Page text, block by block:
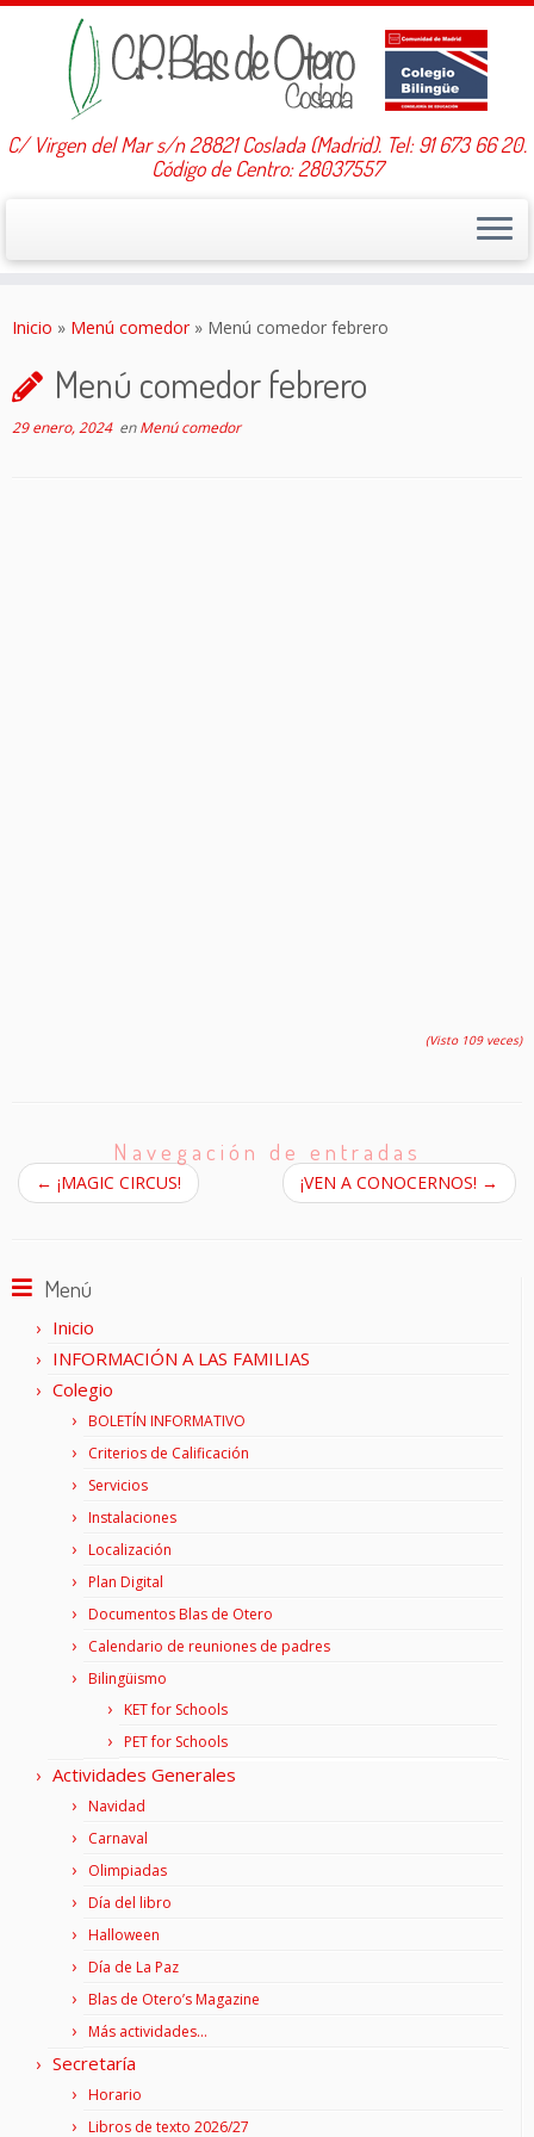
C/ Virgen del Mar s/n 28821 Coslada (Madrid). Tel: 91 673 66 20.
Código de Centro: 28037557
Inicio » Menú comedor » Menú comedor febrero
Menú comedor febrero
29 enero, 2024enMenú comedor
(Visto 109 veces)
Navegación de entradas
← ¡MAGIC CIRCUS! ¡VEN A CONOCERNOS! →
Menú
Inicio
INFORMACIÓN A LAS FAMILIAS
Colegio
BOLETÍN INFORMATIVO
Criterios de Calificación
Servicios
Instalaciones
Localización
Plan Digital
Documentos Blas de Otero
Calendario de reuniones de padres
Bilingüismo
KET for Schools
PET for Schools
Actividades Generales
Navidad
Carnaval
Olimpiadas
Día del libro
Halloween
Día de La Paz
Blas de Otero’s Magazine
Más actividades…
Secretaría
Horario
Libros de texto 2026/27